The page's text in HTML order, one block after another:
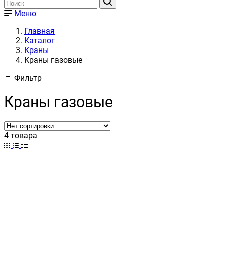
Меню
Главная
Каталог
Краны
Краны газовые
Фильтр
Краны газовые
4 товара